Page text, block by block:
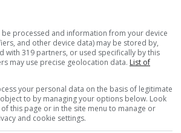
processed and information from your device
and other device data) may be stored by,
with 319 partners, or used specifically by this
may use precise geolocation data. List of
your personal data on the basis of legitimate
to by managing your options below. Look
this page or in the site menu to manage or
and cookie settings.